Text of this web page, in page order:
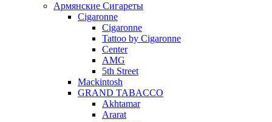
Армянские Сигареты
Cigaronne
Cigaronne
Tattoo by Cigaronne
Center
AMG
5th Street
Mackintosh
GRAND TABACCO
Akhtamar
Ararat